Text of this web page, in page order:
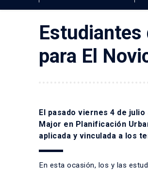
Estudiantes
para El
El pasado viernes 4 de
Major en Planificación
aplicada y vinculada a los
En esta ocasión, los y las